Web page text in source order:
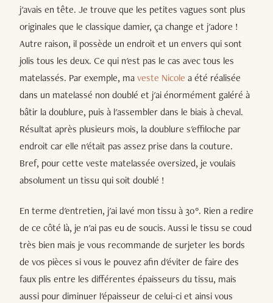
j'avais en tête. Je trouve que les petites vagues sont plus
originales que le classique damier, ça change et j'adore !
Autre raison, il possède un endroit et un envers qui sont
jolis tous les deux. Ce qui n'est pas le cas avec tous les
matelassés. Par exemple, maveste Nicole a été réalisée
dans un matelassé non doublé et j'ai énormément galéré à
bâtir la doublure, puis à l'assembler dans le biais à cheval.
Résultat après plusieurs mois, la doublure s'effiloche par
endroit car elle n'était pas assez prise dans la couture.
Bref, pour cette veste matelassée oversized, je voulais
absolument un tissu qui soit doublé !
En terme d'entretien, j'ai lavé mon tissu à 30°. Rien a redire
de ce côté là, je n'ai pas eu de soucis. Aussi le tissu se coud
très bien mais je vous recommande de surjeter les bords
de vos pièces si vous le pouvez afin d'éviter de faire des
faux plis entre les différentes épaisseurs du tissu, mais
aussi pour diminuer l'épaisseur de celui-ci et ainsi vous